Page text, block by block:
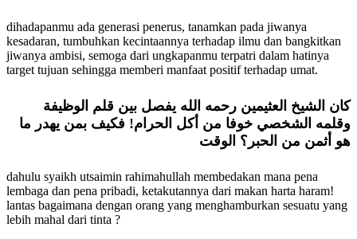
dihadapanmu ada generasi penerus, tanamkan pada jiwanya
kesadaran, tumbuhkan kecintaannya terhadap ilmu dan bangkitkan
jiwanya ambisi, semoga dari ungkapanmu terpatri dalam hatinya
target tujuan sehingga memberi manfaat positif terhadap umat.
كان الشيخ العثيمين رحمه الله يفصل بين قلم الوظيفة
وقلمه الشخصي خوفا من أكل الحرام! فكيف بمن يهدر ما
هو أثمن من الحبر؟ الوقت
dahulu syaikh utsaimin rahimahullah membedakan mana pena
lembaga dan pena pribadi, ketakutannya dari makan harta haram!
lantas bagaimana dengan orang yang menghamburkan sesuatu yang
lebih mahal dari tinta ?